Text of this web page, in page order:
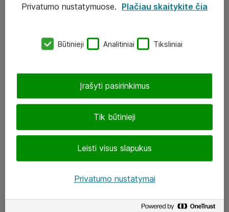
Atea ekspertų patarimai verslui
UAB „ATEA“
J. Rutkausko g. 6, Vilnius
Atea kontaktai
Aplankykite mus
Privatumo nustatymuose. Plačiau skaitykite čia
Būtinieji Analitiniai Tiksliniai
Tik būtinieji
Leisti visus slapukus
Įrašyti pasirinkimus
Privatumo nustatymai